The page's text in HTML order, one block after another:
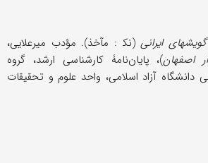
ایرانی(نک‍ : مآخذ). مؤدب میرعلایی،
اصفهان)، پایان‌نامۀ کارشناسی ارشد، گروه
دانشگاه آزاد اسلامی، واحد علوم و تحقیقات